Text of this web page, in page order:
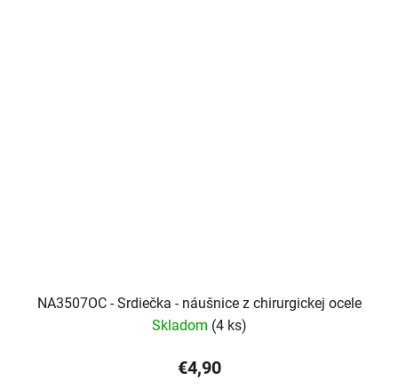
NA3507OC - Srdiečka - náušnice z chirurgickej ocele
Skladom (4 ks)
€4,90